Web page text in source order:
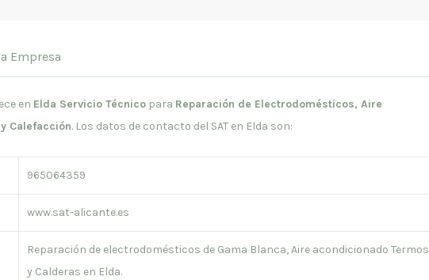
Empresa
en Elda Servicio Técnico para Reparación de Electrodomésticos, Aire
Calefacción. Los datos de contacto del SAT en Elda son:
965064359
www.sat-alicante.es
Reparación de electrodomésticos de Gama Blanca, Aire acondicionado Termos
y Calderas en Elda.